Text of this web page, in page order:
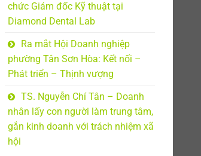
chức Giám đốc Kỹ thuật tại
Diamond Dental Lab
Ra mắt Hội Doanh nghiệp
phường Tân Sơn Hòa: Kết nối –
Phát triển – Thịnh vượng
TS. Nguyễn Chí Tân – Doanh
nhân lấy con người làm trung tâm,
gắn kinh doanh với trách nhiệm xã
hội